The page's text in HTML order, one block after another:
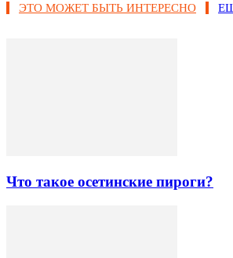
ЭТО МОЖЕТ БЫТЬ ИНТЕРЕСНО
Что такое осетинские пироги?